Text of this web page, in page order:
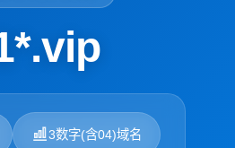
3数字(含04)域名